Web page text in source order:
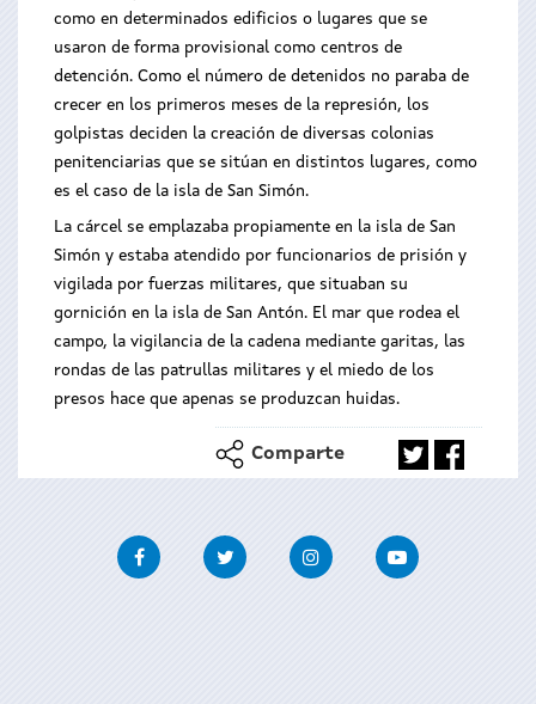
como en determinados edificios o lugares que se
usaron de forma provisional como centros de
detención. Como el número de detenidos no paraba de
crecer en los primeros meses de la represión, los
golpistas deciden la creación de diversas colonias
penitenciarias que se sitúan en distintos lugares, como
es el caso de la isla de San Simón.
La cárcel se emplazaba propiamente en la isla de San
Simón y estaba atendido por funcionarios de prisión y
vigilada por fuerzas militares, que situaban su
gornición en la isla de San Antón. El mar que rodea el
campo, la vigilancia de la cadena mediante garitas, las
rondas de las patrullas militares y el miedo de los
presos hace que apenas se produzcan huidas.
Comparte
FacebookTwitter InstagramYoutube